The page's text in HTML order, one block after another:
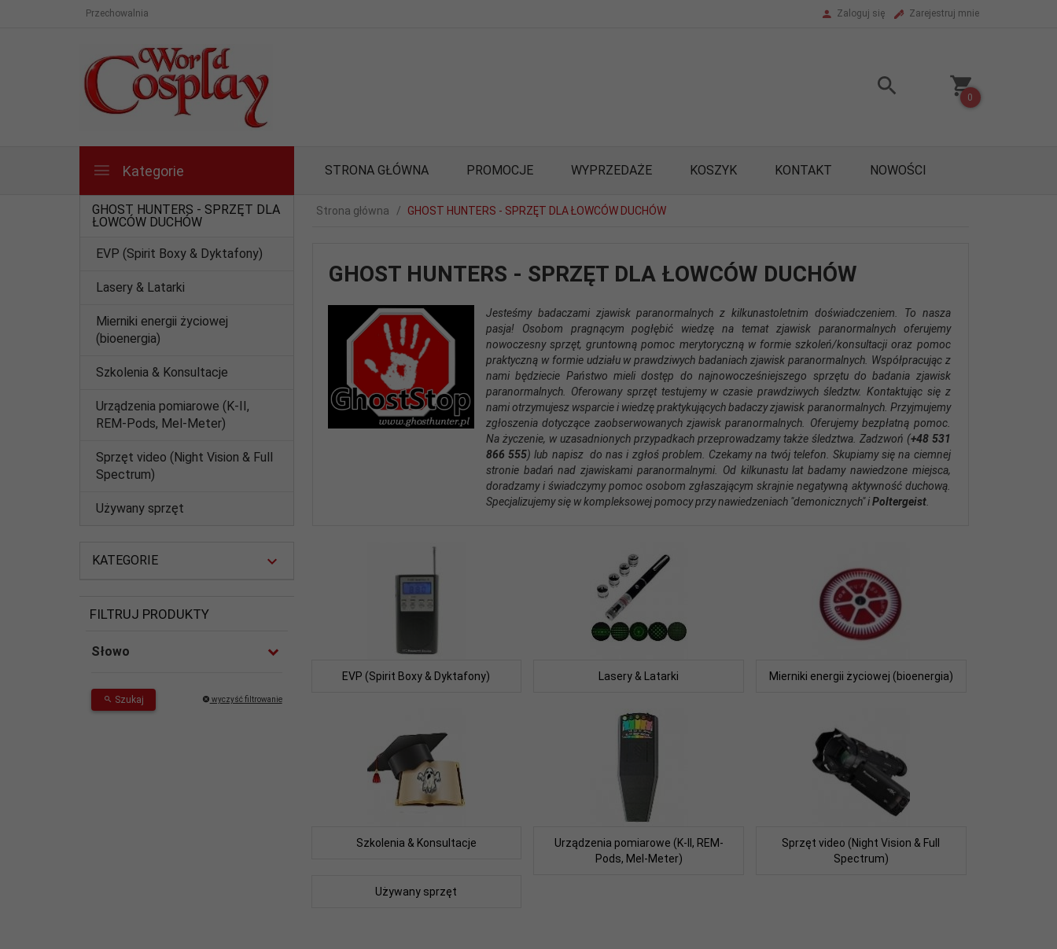
Przechowalnia Zaloguj się Zarejestruj mnie
0
Kategorie STRONA GŁÓWNA PROMOCJE WYPRZEDAŻE KOSZYK KONTAKT NOWOŚCI
GHOST HUNTERS - SPRZĘT DLA
ŁOWCÓW DUCHÓW
EVP (Spirit Boxy & Dyktafony)
Lasery & Latarki
Mierniki energii życiowej
(bioenergia)
Szkolenia & Konsultacje
Urządzenia pomiarowe (K-II,
REM-Pods, Mel-Meter)
Sprzęt video (Night Vision & Full
Spectrum)
Używany sprzęt
KATEGORIE
FILTRUJ PRODUKTY
Słowo
Szukaj wyczyść filtrowanie
Strona główna GHOST HUNTERS - SPRZĘT DLA ŁOWCÓW DUCHÓW
GHOST HUNTERS - SPRZĘT DLA ŁOWCÓW DUCHÓW
Jesteśmy badaczami zjawisk paranormalnych z kilkunastoletnim doświadczeniem. To nasza
pasja! Osobom pragnącym pogłębić wiedzę na temat zjawisk paranormalnych oferujemy
nowoczesny sprzęt, gruntowną pomoc merytoryczną w formie szkoleń/konsultacji oraz pomoc
praktyczną w formie udziału w prawdziwych badaniach zjawisk paranormalnych. Współpracując z
nami będziecie Państwo mieli dostęp do najnowocześniejszego sprzętu do badania zjawisk
paranormalnych. Oferowany sprzęt testujemy w czasie prawdziwych śledztw. Kontaktując się z
nami otrzymujesz wsparcie i wiedzę praktykujących badaczy zjawisk paranormalnych. Przyjmujemy
zgłoszenia dotyczące zaobserwowanych zjawisk paranormalnych. Oferujemy bezpłatną pomoc.
Na życzenie, w uzasadnionych przypadkach przeprowadzamy także śledztwa. Zadzwoń (+48 531
866 555) lub napisz do nas i zgłoś problem. Czekamy na twój telefon. Skupiamy się na ciemnej
stronie badań nad zjawiskami paranormalnymi. Od kilkunastu lat badamy nawiedzone miejsca,
doradzamy i świadczymy pomoc osobom zgłaszającym skrajnie negatywną aktywność duchową.
Specjalizujemy się w kompleksowej pomocy przy nawiedzeniach "demonicznych" iPoltergeist.
EVP (Spirit Boxy & Dyktafony) Lasery & Latarki Mierniki energii życiowej (bioenergia)
Szkolenia & Konsultacje
Urządzenia pomiarowe (K-II, REM-
Pods, Mel-Meter)
Sprzęt video (Night Vision & Full
Spectrum)
Używany sprzęt